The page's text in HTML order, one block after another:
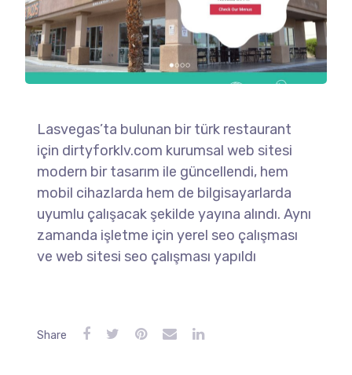
Lasvegas’ta bulunan bir türk restaurant
için dirtyforklv.com kurumsal web sitesi
modern bir tasarım ile güncellendi, hem
mobil cihazlarda hem de bilgisayarlarda
uyumlu çalışacak şekilde yayına alındı. Aynı
zamanda işletme için yerel seo çalışması
ve web sitesi seo çalışması yapıldı
Share